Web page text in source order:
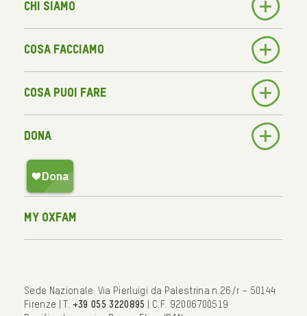
Chi siamo
Cosa facciamo
Cosa puoi fare
Dona
My Oxfam
Sede Nazionale: Via Pierluigi da Palestrina n.26/r – 50144
Firenze | T. +39 055 3220895
| C.F. 92006700519